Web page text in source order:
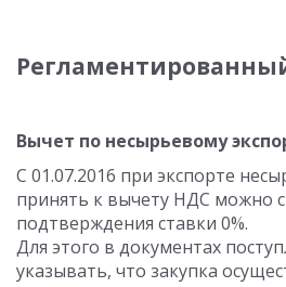
Вычет по несырьевому
С 01.07.2016 при экспорте
принять к вычету НДС можно
подтверждения ставки 0%.
Для этого в документах
указывать, что закупка